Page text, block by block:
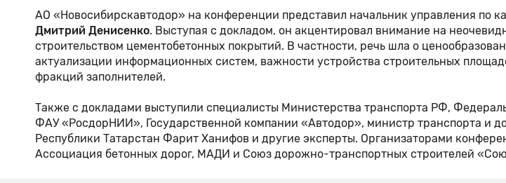
АО «Новосибирскавтодор» на конференции представил начальник управления по
Дмитрий Денисенко. Выступая с докладом, он акцентировал внимание на
строительством цементобетонных покрытий. В частности, речь шла о
актуализации информационных систем, важности устройства строительных
фракций заполнителей.
Также с докладами выступили специалисты Министерства транспорта РФ,
ФАУ «РосдорНИИ», Государственной компании «Автодор», министр транспорта и
Республики Татарстан Фарит Ханифов и другие эксперты. Организаторами
Ассоциация бетонных дорог, МАДИ и Союз дорожно-транспортных строителей